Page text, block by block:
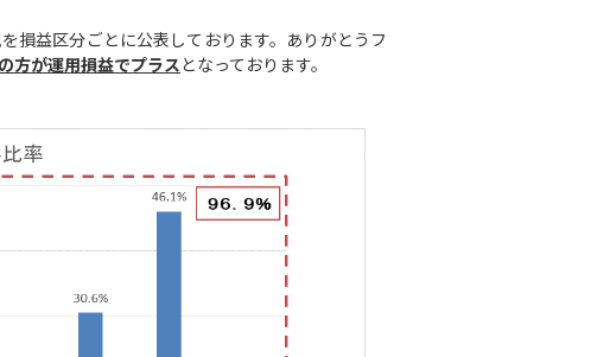
損益区分ごとに公表しております。ありがとうフ
方が運用損益でプラスとなっております。